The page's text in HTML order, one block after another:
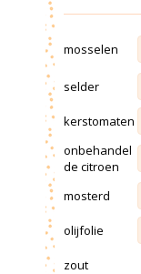
mosselen
selder
kerstomaten
onbehandel
de citroen
mosterd
olijfolie
zout